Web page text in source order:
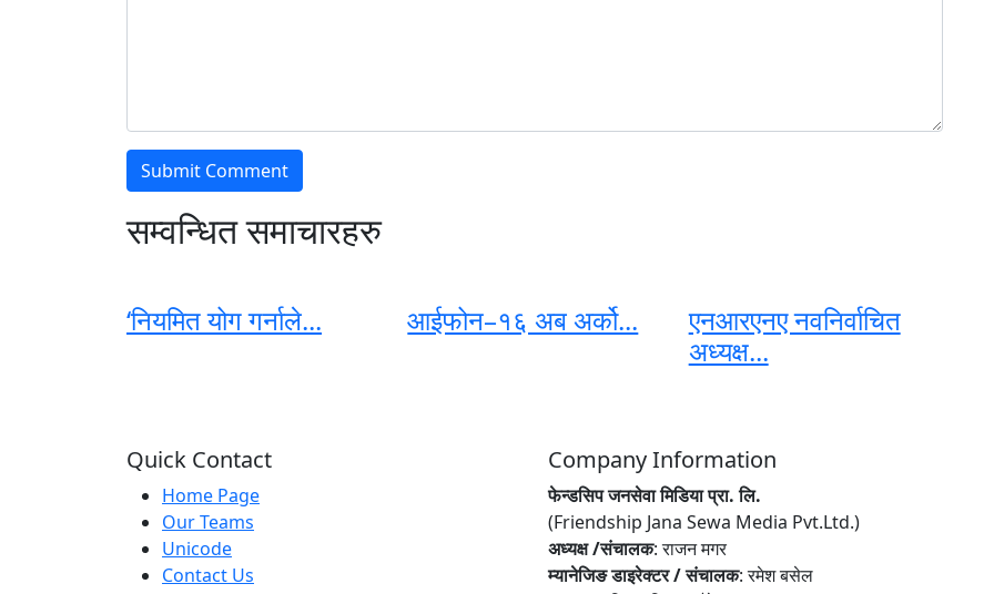
सम्वन्धित समाचारहरु
‘नियमित योग गर्नाले... आईफोन–१६ अब अर्को...
एनआरएनए नवनिर्वाचित
अध्यक्ष...
Quick Contact
Home Page
Our Teams
Unicode
Contact Us
Company Information
फेन्डसिप जनसेवा मिडिया प्रा. लि.
(Friendship Jana Sewa Media Pvt.Ltd.)
अध्यक्ष /संचालक: राजन मगर
म्यानेजिङ डाइरेक्टर / संचालक: रमेश बसेल